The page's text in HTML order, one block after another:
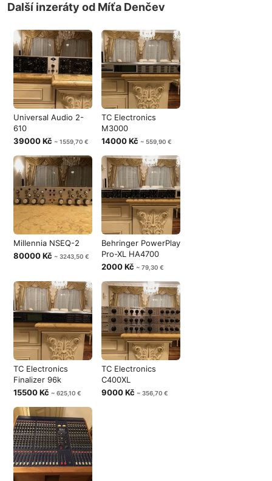
Další inzeráty od Míťa Denčev
Universal Audio 2-
610
39000 Kč ~ 1559,70 €
TC Electronics
M3000
14000 Kč ~ 559,90 €
Millennia NSEQ-2
80000 Kč ~ 3243,50 €
Behringer PowerPlay
Pro-XL HA4700
2000 Kč ~ 79,30 €
TC Electronics
Finalizer 96k
15500 Kč ~ 625,10 €
TC Electronics
C400XL
9000 Kč ~ 356,70 €